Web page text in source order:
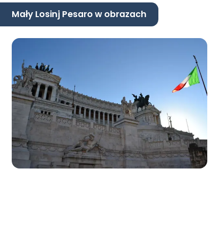
Mały Losinj Pesaro w obrazach